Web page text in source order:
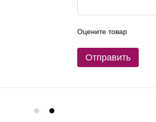
Оцените товар
Отправить